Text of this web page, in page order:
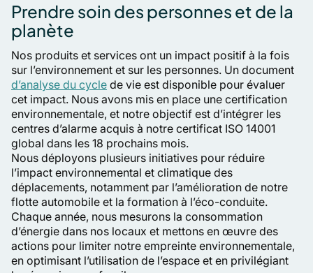
Prendre soin des personnes et de la
planète
Nos produits et services ont un impact positif à la fois
sur l’environnement et sur les personnes. Un document
d’analyse du cycle de vie est disponible pour évaluer
cet impact. Nous avons mis en place une certification
environnementale, et notre objectif est d’intégrer les
centres d’alarme acquis à notre certificat ISO 14001
global dans les 18 prochains mois.
Nous déployons plusieurs initiatives pour réduire
l’impact environnemental et climatique des
déplacements, notamment par l’amélioration de notre
flotte automobile et la formation à l’éco-conduite.
Chaque année, nous mesurons la consommation
d’énergie dans nos locaux et mettons en œuvre des
actions pour limiter notre empreinte environnementale,
en optimisant l’utilisation de l’espace et en privilégiant